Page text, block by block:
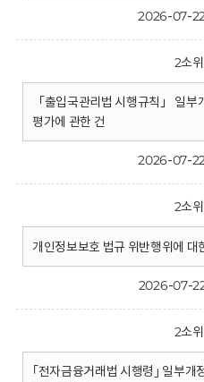
2026-07-
2소
「출입국관리법 시행규칙」 일
평가에 관한 건
2026-07-
2소
개인정보보호 법규 위반행위에 대
2026-07-
2소
｢전자금융거래법 시행령｣ 일부개